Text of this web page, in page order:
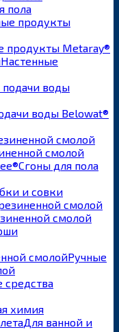
пола
продукты Metaray®
Настенные
воды Belowat®
смолой
Сгоны для пола
и совки
смолой
Ручные
химия
Для ванной и